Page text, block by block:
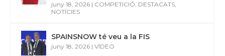
juny 18, 2026 | COMPETICIÓ, DESTACATS,
NOTÍCIES
SPAINSNOW té veu a la FIS
juny 18, 2026 |VÍDEO